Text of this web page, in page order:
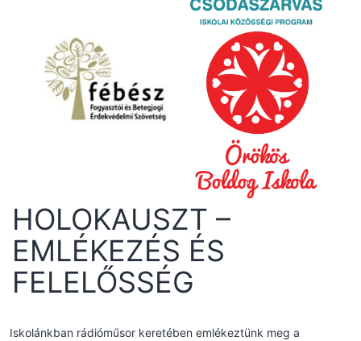
HOLOKAUSZT –
EMLÉKEZÉS ÉS
FELELŐSSÉG
Iskolánkban rádióműsor keretében emlékeztünk meg a